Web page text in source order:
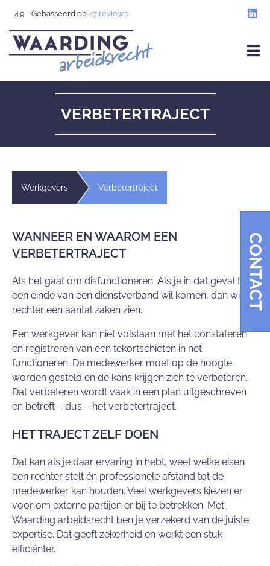
CONTACT
4.9 - Gebasseerd op 47 reviews
VERBETERTRAJECT
Werkgevers Verbetertraject
WANNEER EN WAAROM EEN
VERBETERTRAJECT
Als het gaat om disfunctioneren. Als je in dat geval tot
een einde van een dienstverband wil komen, dan wil de
rechter een aantal zaken zien.
Een werkgever kan niet volstaan met het constateren
en registreren van een tekortschieten in het
functioneren. De medewerker moet op de hoogte
worden gesteld en de kans krijgen zich te verbeteren.
Dat verbeteren wordt vaak in een plan uitgeschreven
en betreft – dus – het verbetertraject.
HET TRAJECT ZELF DOEN
Dat kan als je daar ervaring in hebt, weet welke eisen
een rechter stelt én professionele afstand tot de
medewerker kan houden. Veel werkgevers kiezen er
voor om externe partijen er bij te betrekken. Met
Waarding arbeidsrecht ben je verzekerd van de juiste
expertise. Dat geeft zekerheid en werkt een stuk
efficiënter.